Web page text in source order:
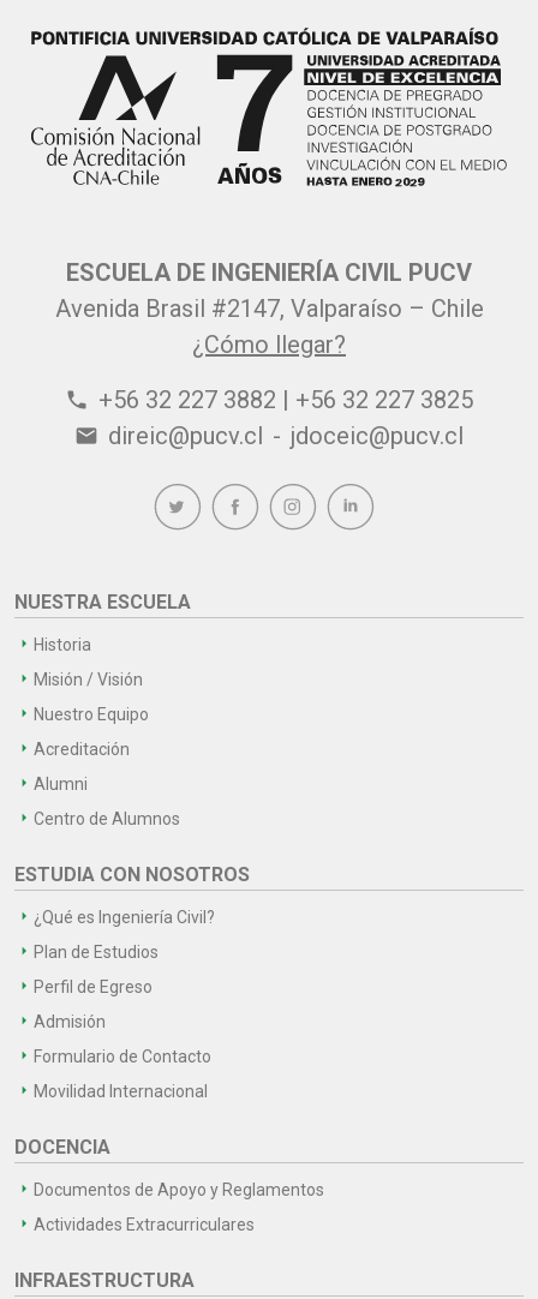
ESCUELA DE INGENIERÍA CIVIL PUCV
Avenida Brasil #2147, Valparaíso – Chile
¿Cómo llegar?
phone +56 32 227 3882 | +56 32 227 3825
email direic@pucv.cl - jdoceic@pucv.cl
NUESTRA ESCUELA
Historia
Misión / Visión
Nuestro Equipo
Acreditación
Alumni
Centro de Alumnos
ESTUDIA CON NOSOTROS
¿Qué es Ingeniería Civil?
Plan de Estudios
Perfil de Egreso
Admisión
Formulario de Contacto
Movilidad Internacional
DOCENCIA
Documentos de Apoyo y Reglamentos
Actividades Extracurriculares
INFRAESTRUCTURA